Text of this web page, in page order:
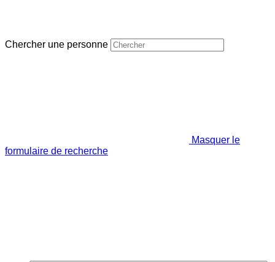
Chercher une personne
Masquer le
formulaire de recherche